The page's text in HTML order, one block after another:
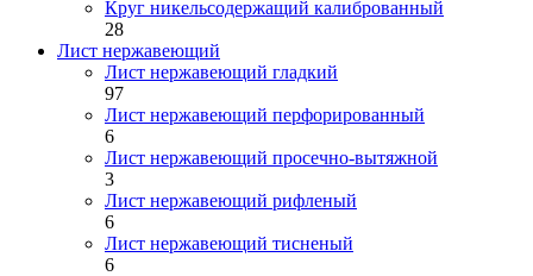
Круг никельсодержащий калиброванный
28
Лист нержавеющий
Лист нержавеющий гладкий
97
Лист нержавеющий перфорированный
6
Лист нержавеющий просечно-вытяжной
3
Лист нержавеющий рифленый
6
Лист нержавеющий тисненый
6